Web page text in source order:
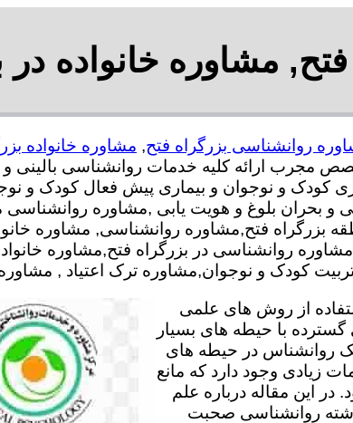
مشاوره خانواده
روانشناسی بزرگراه فتح, مشاوره خانواده
متخصص مجرب ارائه کلیه خدمات روانشناسی
کودک و نوجوان و بیماری پیش فعال کودک و
بحران بلوغ و هویت یابی ,مشاوره روانشناسی
بزرگراه فتح,مشاوره روانشناسی, مشاوره
روانشناسی در بزرگراه فتح,مشاوره
کودک و نوجوان,مشاوره ترک اعتیاد , مشاوره
از روش های علمی
با حیطه های بسیار
روانشناس در حیطه های
زیادی وجود دارد که مانع
این مقاله درباره علم
روانشناسی صحبت